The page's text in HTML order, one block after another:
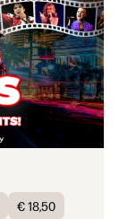
€ 18,50